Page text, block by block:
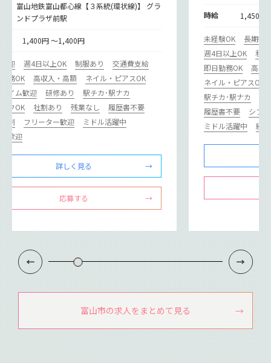
富山地鉄富山都心線【３系統(環状線)】 グラ
ンドプラザ前駅
1,400円 ～1,400円
迎 週4日以上OK 制服あり
交通費支給
務OK
高収入・高額
ネイル・ピアスOK
イム歓迎
研修あり
駅チカ･駅ナカ
クOK
社割あり 残業なし
履歴書不要
制
フリーター歓迎
ミドル活躍中
歓迎
詳しく見る
応募する
時給 1,450円
未経験OK
長期歓
週4日以上OK
私
即日勤務OK
高収
ネイル・ピアスOK
駅チカ･駅ナカ
履歴書不要
シフ
ミドル活躍中
経
富山市の求人をまとめて見る